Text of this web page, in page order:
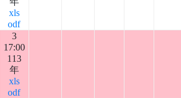
xls
odf
3
17:00
113
年
xls
odf